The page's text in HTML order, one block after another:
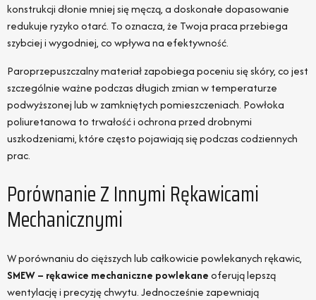
konstrukcji dłonie mniej się męczą, a doskonałe dopasowanie
redukuje ryzyko otarć. To oznacza, że Twoja praca przebiega
szybciej i wygodniej, co wpływa na efektywność.
Paroprzepuszczalny materiał zapobiega poceniu się skóry, co jest
szczególnie ważne podczas długich zmian w temperaturze
podwyższonej lub w zamkniętych pomieszczeniach. Powłoka
poliuretanowa to trwałość i ochrona przed drobnymi
uszkodzeniami, które często pojawiają się podczas codziennych
prac.
Porównanie Z Innymi Rękawicami
Mechanicznymi
W porównaniu do cięższych lub całkowicie powlekanych rękawic,
SMEW – rękawice mechaniczne powlekaneoferują lepszą
wentylację i precyzję chwytu. Jednocześnie zapewniają